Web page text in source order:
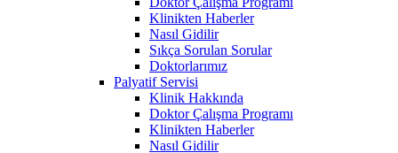
Klinikten Haberler
Nasıl Gidilir
Sıkça Sorulan Sorular
Doktorlarımız
Palyatif Servisi
Klinik Hakkında
Doktor Çalışma Programı
Klinikten Haberler
Nasıl Gidilir